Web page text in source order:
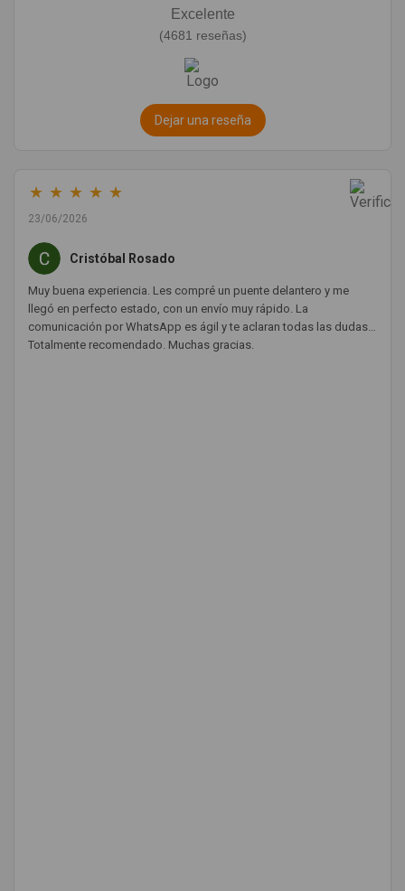
Excelente
(4681 reseñas)
Dejar una reseña
★ ★ ★ ★ ★
23/06/2026
Cristóbal Rosado
Muy buena experiencia. Les compré un puente delantero y me
llegó en perfecto estado, con un envío muy rápido. La
comunicación por WhatsApp es ágil y te aclaran todas las dudas.
Totalmente recomendado. Muchas gracias.